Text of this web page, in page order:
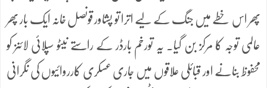
پھر اس خطے میں جنگ کے لیے اترا تو پشاور قونصل خانہ ایک بار پھر
عالمی توجہ کا مرکز بن گیا۔ یہ تورخم بارڈر کے راستے نیٹو سپلائی لائنز کو
محفوظ بنانے اور قبائلی علاقوں میں جاری عسکری کارروائیوں کی نگرانی